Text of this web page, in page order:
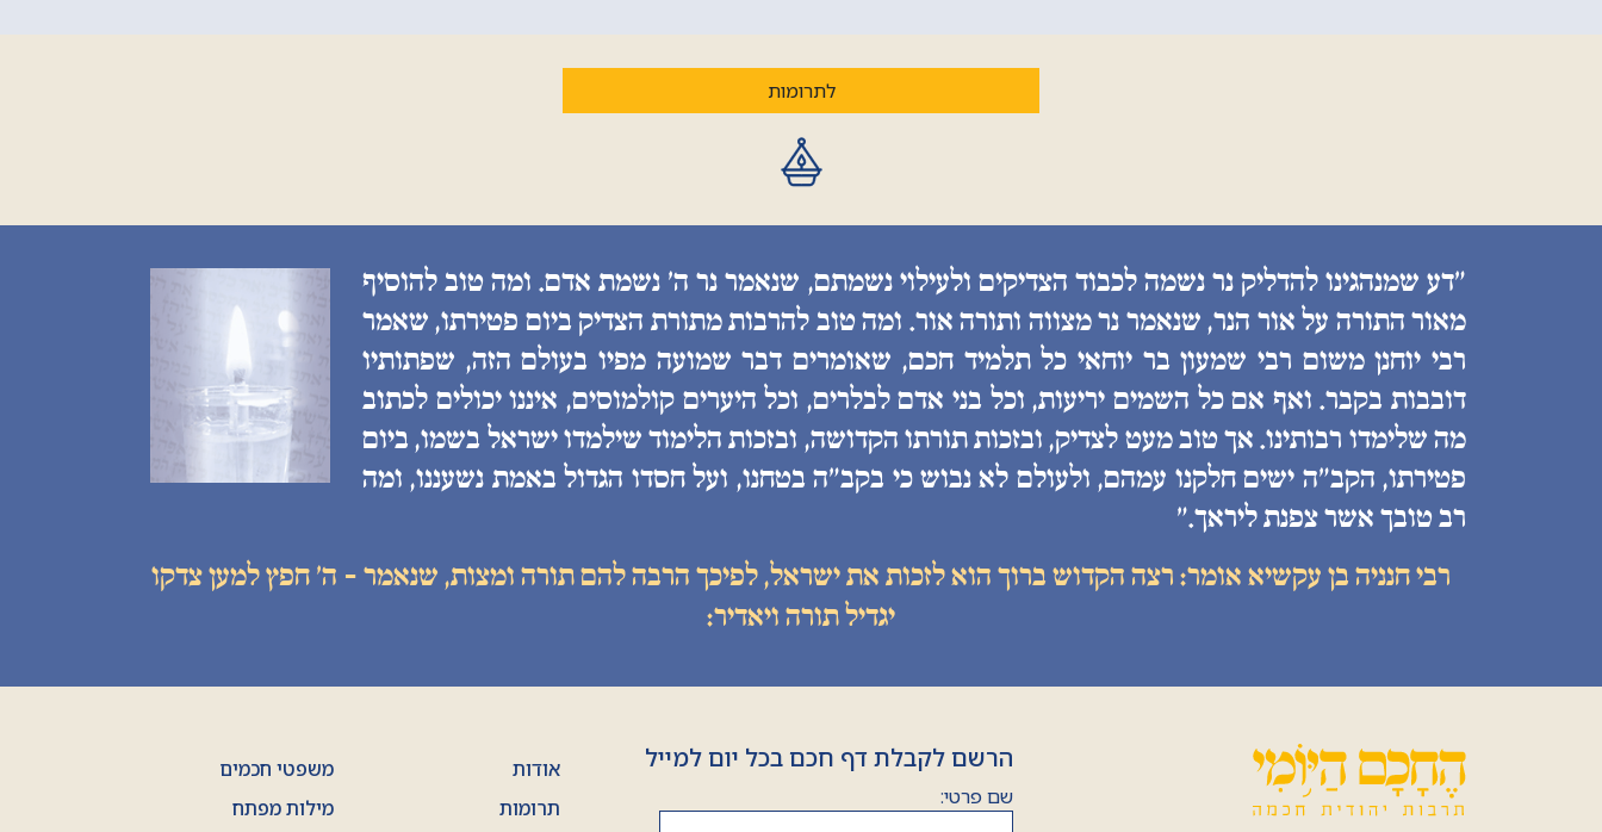
לתרומות
״דע שמנהגינו להדליק נר נשמה לכבוד הצדיקים ולעילוי נשמתם, שנאמר נר ה׳ נשמת אדם. ומה טוב להוסיף
מאור התורה על אור הנר, שנאמר נר מצווה ותורה אור. ומה טוב להרבות מתורת הצדיק ביום פטירתו, שאמר
רבי יוחנן משום רבי שמעון בר יוחאי כל תלמיד חכם, שאומרים דבר שמועה מפיו בעולם הזה, שפתותיו
דובבות בקבר. ואף אם כל השמים יריעות, וכל בני אדם לבלרים, וכל היערים קולמוסים, איננו יכולים לכתוב
מה שלימדו רבותינו. אך טוב מעט לצדיק, ובזכות תורתו הקדושה, ובזכות הלימוד שילמדו ישראל בשמו, ביום
פטירתו, הקב״ה ישים חלקנו עמהם, ולעולם לא נבוש כי בקב״ה בטחנו, ועל חסדו הגדול באמת נשעננו, ומה
רב טובך אשר צפנת ליראך.״
רבי חנניה בן עקשיא אומר: רצה הקדוש ברוך הוא לזכות את ישראל, לפיכך הרבה להם תורה ומצות, שנאמר - ה׳ חפץ למען צדקו
יגדיל תורה ויאדיר:
הרשם לקבלת דף חכם בכל יום למייל
שם פרטי:
אודות
תרומות
משפטי חכמים
מילות מפתח